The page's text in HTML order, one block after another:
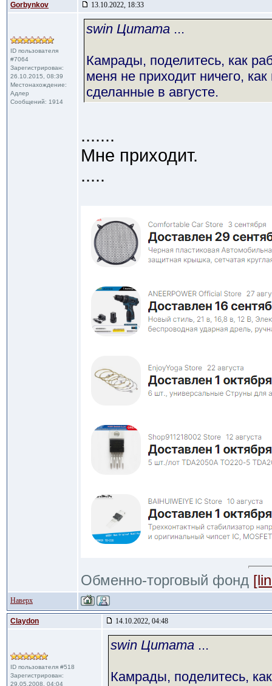
Gorbynkov 13.10.2022, 18:33
ID пользователя
#7064
Зарегистрирован:
26.10.2015, 08:39
Местонахождение:
Адлер
Сообщений: 1914
swin Цитата ...
Камрады, поделитесь, как
меня не приходит ничего,
сделанные в августе.
.......
Мне приходит.
.....
Обменно-торговый фонд
Наверх
Claydon 14.10.2022, 04:48
ID пользователя #518
Зарегистрирован:
29.05.2008, 04:04
swin Цитата ...
Камрады, поделитесь,